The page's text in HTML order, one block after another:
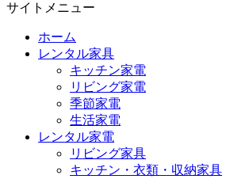
サイトメニュー
ホーム
レンタル家具
キッチン家電
リビング家電
季節家電
生活家電
レンタル家電
リビング家具
キッチン・衣類・収納家具